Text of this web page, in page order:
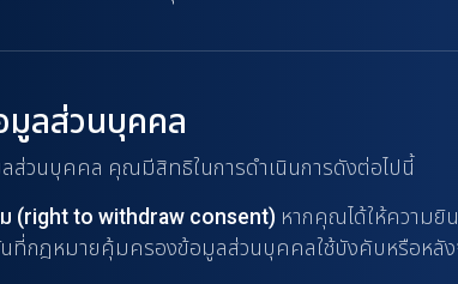
มูลส่วนบุคคล
ส่วนบุคคล คุณมีสิทธิในการดำเนินการดังต่อไปนี้
(right to withdraw consent) หากคุณได้ให้ความยิ
ที่กฎหมายคุ้มครองข้อมูลส่วนบุคคลใช้บังคับหรือหลั